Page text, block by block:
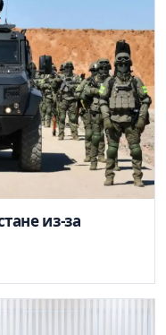
из-за